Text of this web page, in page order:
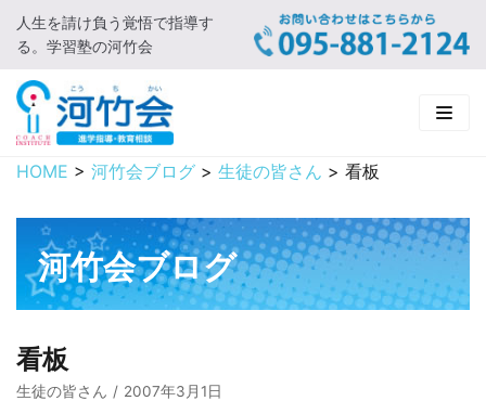
コ
ン
テ
ン
ツ
に
キ
プ
人生を請け負う覚悟で指導す
る。学習塾の河竹会
HOME
新着情報
□ お知らせ
河竹会について
□ 河竹会について
□ 小学部
実 績
HOME > 河竹会ブログ > 生徒の皆さん > 看板
河竹会ブログ
看板
生徒の皆さん 2007年3月1日